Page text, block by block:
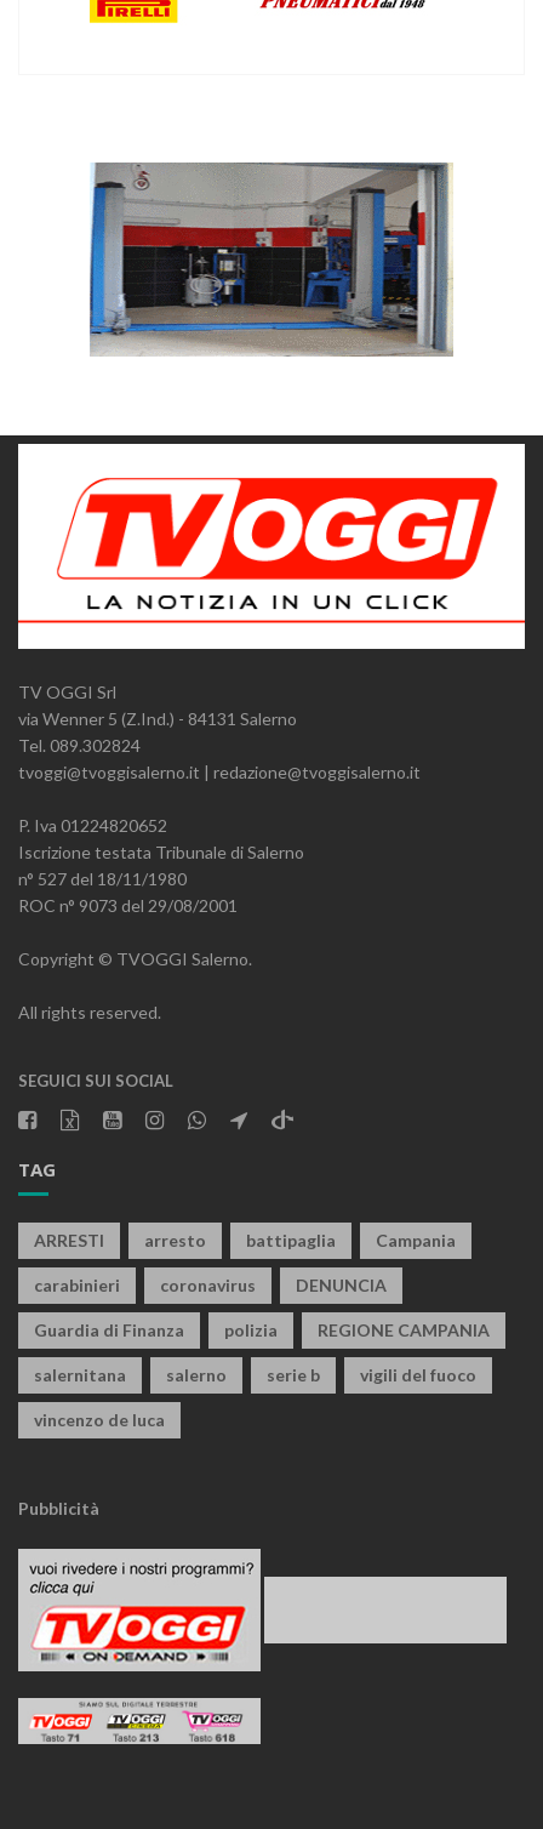
TV OGGI Srl
via Wenner 5 (Z.Ind.) - 84131 Salerno
Tel. 089.302824
tvoggi@tvoggisalerno.it | redazione@tvoggisalerno.it
P. Iva 01224820652
Iscrizione testata Tribunale di Salerno
n° 527 del 18/11/1980
ROC n° 9073 del 29/08/2001
Copyright © TVOGGI Salerno.
All rights reserved.
SEGUICI SUI SOCIAL
TAG
ARRESTI arresto battipaglia Campania
carabinieri coronavirus DENUNCIA
Guardia di Finanza polizia REGIONE CAMPANIA
salernitana salerno serie b vigili del fuoco
vincenzo de luca
Pubblicità